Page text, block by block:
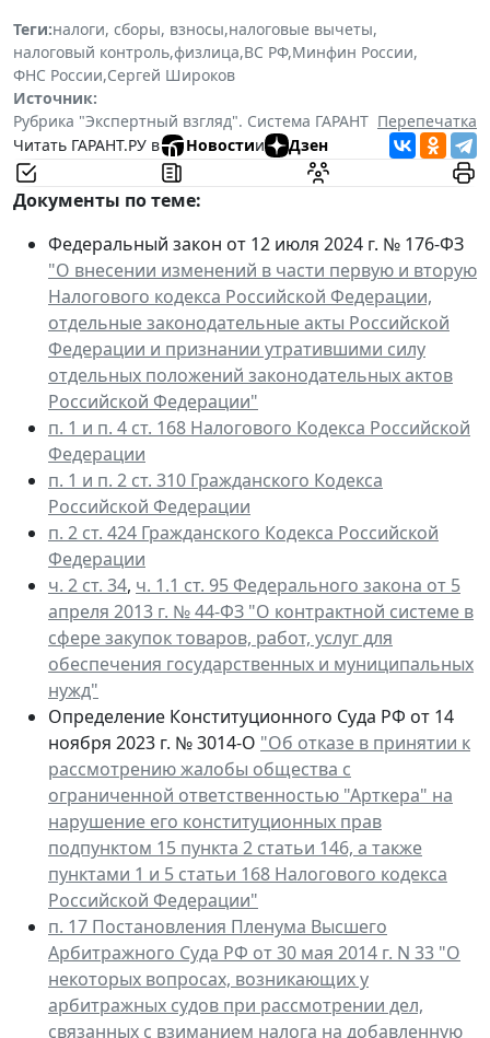
Теги:налоги, сборы, взносы,налоговые вычеты,
налоговый контроль,физлица,ВС РФ,Минфин России,
ФНС России,Сергей Широков
Источник:
Рубрика "Экспертный взгляд". Система ГАРАНТ Перепечатка
Читать ГАРАНТ.РУ в
Новостии Дзен
Документы по теме:
Федеральный закон от 12 июля 2024 г. № 176-ФЗ
"О внесении изменений в части первую и вторую
Налогового кодекса Российской Федерации,
отдельные законодательные акты Российской
Федерации и признании утратившими силу
отдельных положений законодательных актов
Российской Федерации"
п. 1 и п. 4 ст. 168 Налогового Кодекса Российской
Федерации
п. 1 и п. 2 ст. 310 Гражданского Кодекса
Российской Федерации
п. 2 ст. 424 Гражданского Кодекса Российской
Федерации
ч. 2 ст. 34, ч. 1.1 ст. 95 Федерального закона от 5
апреля 2013 г. № 44-ФЗ "О контрактной системе в
сфере закупок товаров, работ, услуг для
обеспечения государственных и муниципальных
нужд"
Определение Конституционного Суда РФ от 14
ноября 2023 г. № 3014-О "Об отказе в принятии к
рассмотрению жалобы общества с
ограниченной ответственностью "Арткера" на
нарушение его конституционных прав
подпунктом 15 пункта 2 статьи 146, а также
пунктами 1 и 5 статьи 168 Налогового кодекса
Российской Федерации"
п. 17 Постановления Пленума Высшего
Арбитражного Суда РФ от 30 мая 2014 г. N 33 "О
некоторых вопросах, возникающих у
арбитражных судов при рассмотрении дел,
связанных с взиманием налога на добавленную